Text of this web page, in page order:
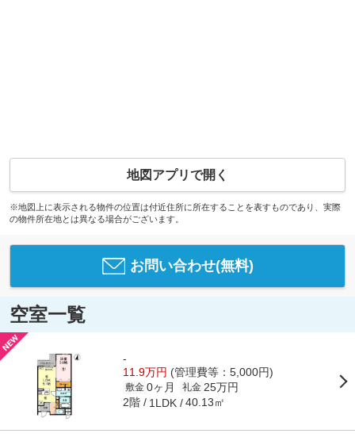
地図アプリで開く
※地図上に表示される物件の位置は付近住所に所在することを表すものであり、実際
の物件所在地とは異なる場合がございます。
お問い合わせ(無料)
空室一覧
-
11.9万円 (管理費等：5,000円)
敷金 0ヶ月 礼金 25万円
2階 1LDK 40.13㎡